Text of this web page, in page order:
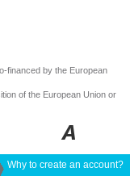
financed by the European
of the European Union or
Why to create an account?